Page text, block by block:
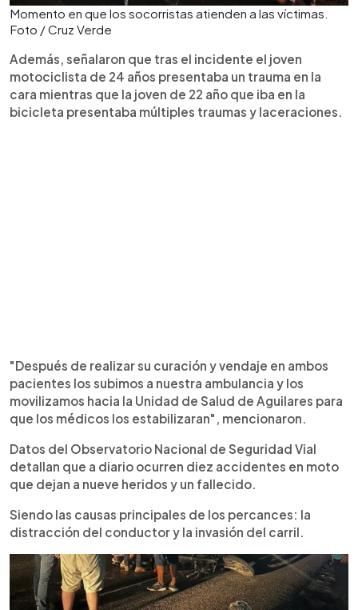
Momento en que los socorristas atienden a las víctimas.
Foto / Cruz Verde
Además, señalaron que tras el incidente el joven
motociclista de 24 años presentaba un trauma en la
cara mientras que la joven de 22 año que iba en la
bicicleta presentaba múltiples traumas y laceraciones.
"Después de realizar su curación y vendaje en ambos
pacientes los subimos a nuestra ambulancia y los
movilizamos hacia la Unidad de Salud de Aguilares para
que los médicos los estabilizaran", mencionaron.
Datos del Observatorio Nacional de Seguridad Vial
detallan que a diario ocurren diez accidentes en moto
que dejan a nueve heridos y un fallecido.
Siendo las causas principales de los percances: la
distracción del conductor y la invasión del carril.